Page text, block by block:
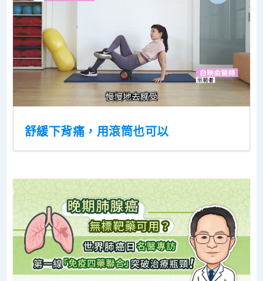
舒緩下背痛，用滾筒也可以